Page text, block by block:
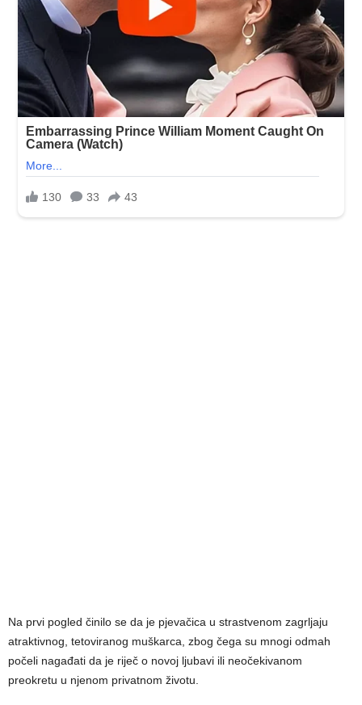
Na prvi pogled činilo se da je pjevačica u strastvenom zagrljaju
atraktivnog, tetoviranog muškarca, zbog čega su mnogi odmah
počeli nagađati da je riječ o novoj ljubavi ili neočekivanom
preokretu u njenom privatnom životu.